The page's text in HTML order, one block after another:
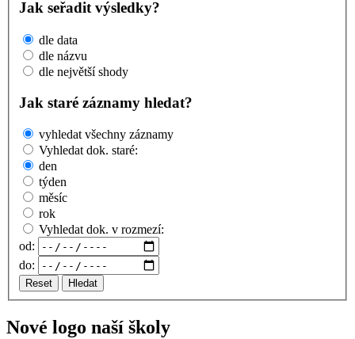
Jak seřadit výsledky?
dle data
dle názvu
dle největší shody
Jak staré záznamy hledat?
vyhledat všechny záznamy
Vyhledat dok. staré:
den
týden
měsíc
rok
Vyhledat dok. v rozmezí:
od:
do:
Reset Hledat
Nové logo naší školy